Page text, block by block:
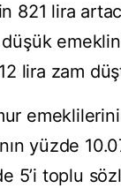
821 lira
lira zam
yüzde
5’i toplu